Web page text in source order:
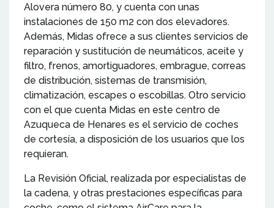
Alovera número 80, y cuenta con unas
instalaciones de 150 m2 con dos elevadores.
Además, Midas ofrece a sus clientes servicios de
reparación y sustitución de neumáticos, aceite y
filtro, frenos, amortiguadores, embrague, correas
de distribución, sistemas de transmisión,
climatización, escapes o escobillas. Otro servicio
con el que cuenta Midas en este centro de
Azuqueca de Henares es el servicio de coches
de cortesía, a disposición de los usuarios que los
requieran.
La Revisión Oficial, realizada por especialistas de
la cadena, y otras prestaciones específicas para